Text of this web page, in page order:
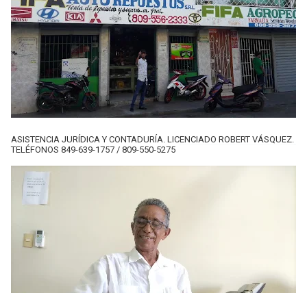
ASISTENCIA JURÍDICA Y CONTADURÍA. LICENCIADO ROBERT VÁSQUEZ.
TELÉFONOS 849-639-1757 / 809-550-5275